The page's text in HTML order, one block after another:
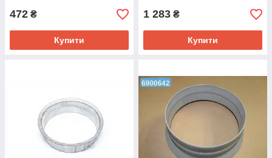
472 ₴
Купити
1 283 ₴
Купити